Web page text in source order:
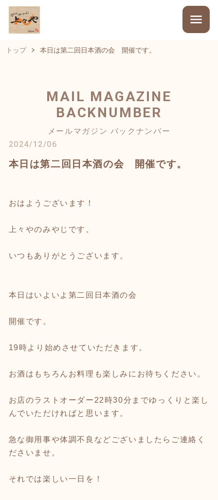
トップ 本日は第二回日本酒の会 開催です。
MAIL MAGAZINE
BACKNUMBER
メールマガジン バックナンバー
2024/12/06
本日は第二回日本酒の会 開催です。
おはようございます！
上々やのみやじです。
いつもありがとうございます。
本日はいよいよ第二回日本酒の会
開催です。
19時より始めさせていただきます。
お酒はもちろんお料理も楽しみにお待ちください。
お店のラストオーダー22時30分までゆっくりと楽し
んでいただければと思います。
急な御用事や体調不良などございましたらご連絡く
ださいませ。
それでは楽しい一日を！